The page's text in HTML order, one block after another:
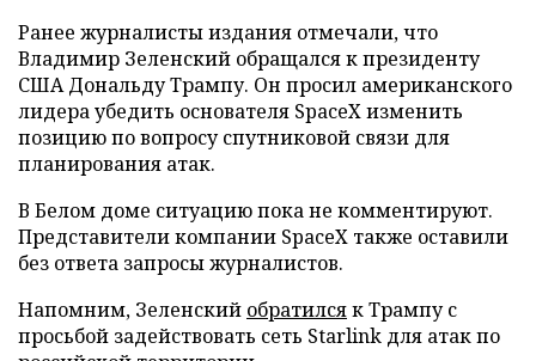
Ранее журналисты издания отмечали, что
Владимир Зеленский обращался к президенту
США Дональду Трампу. Он просил американского
лидера убедить основателя SpaceX изменить
позицию по вопросу спутниковой связи для
планирования атак.
В Белом доме ситуацию пока не комментируют.
Представители компании SpaceX также оставили
без ответа запросы журналистов.
Напомним, Зеленский обратилсяк Трампу с
просьбой задействовать сеть Starlink для атак по